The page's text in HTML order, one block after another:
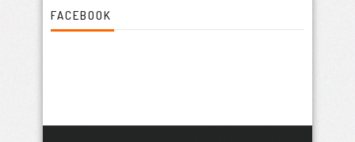
FACEBOOK